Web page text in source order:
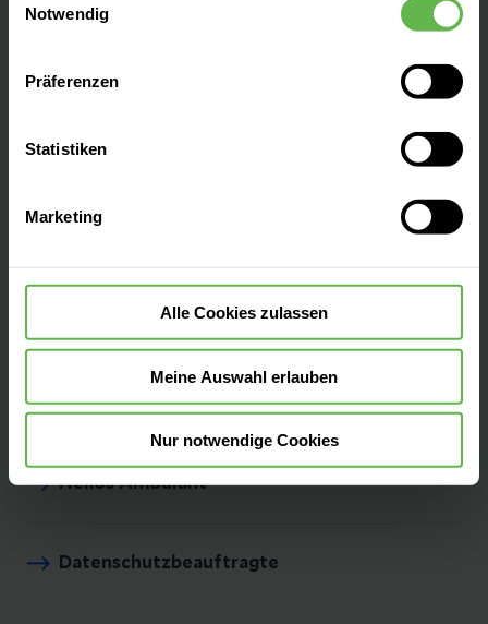
eingesetzt werden.
Es steht Ihnen frei, unsere Seite mit nur den notwendigen
Cookies zu benutzen, eine individuelle Auswahl
oder durch Auswahl von „Alle Cookies akzeptieren“ in die
widerrufen.
Notwendig
Präferenzen
Statistiken
Marketing
Alle Cookies zulassen
Meine Auswahl erlauben
Nur notwendige Cookies
Wagnerstraße 22
Tel:(04721) 300 69 00
Unser Team
Helios Ambulant
Datenschutzbeauftragte